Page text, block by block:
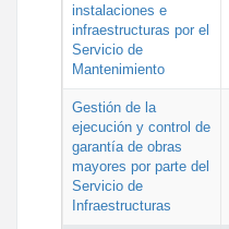
instalaciones e
infraestructuras por el
Servicio de
Mantenimiento
Gestión de la
ejecución y control de
garantía de obras
mayores por parte del
Servicio de
Infraestructuras